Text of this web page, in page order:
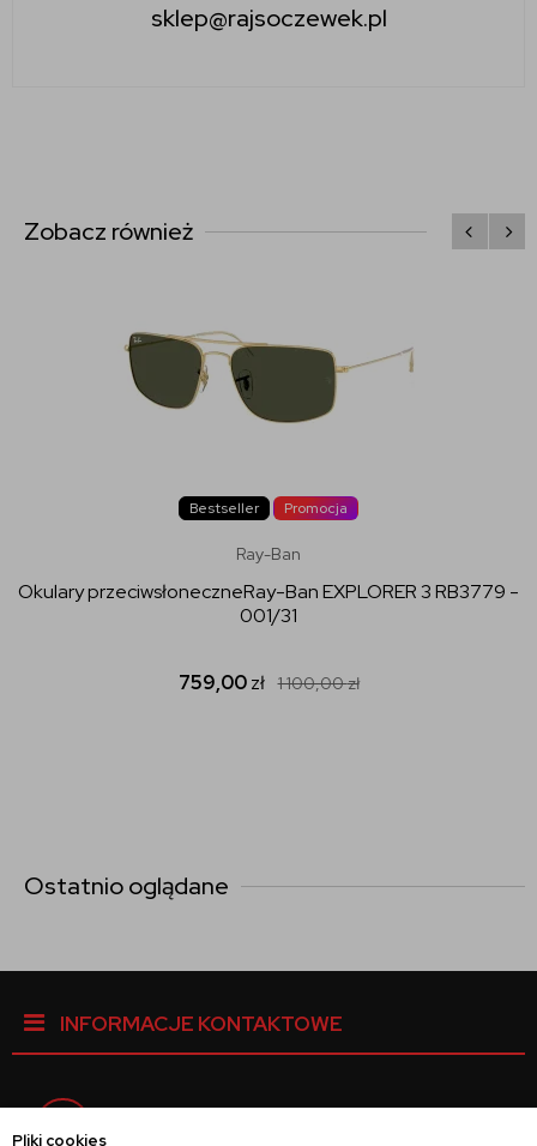
Pliki cookies
sklep@rajsoczewek.pl
Zobacz również
Bestseller Promocja
Ray-Ban
Okulary przeciwsłoneczneRay-Ban EXPLORER 3 RB3779 -
001/31
759,00zł 1 100,00zł
Ostatnio oglądane
INFORMACJE KONTAKTOWE